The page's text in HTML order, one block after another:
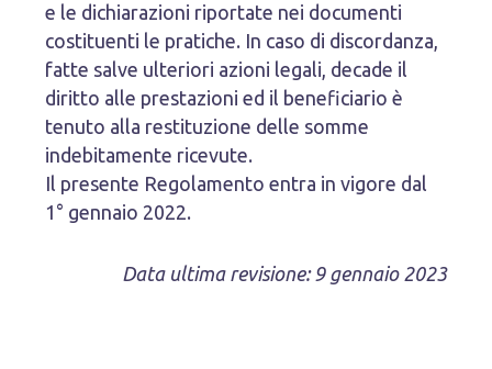
e le dichiarazioni riportate nei documenti
costituenti le pratiche. In caso di discordanza,
fatte salve ulteriori azioni legali, decade il
diritto alle prestazioni ed il beneficiario è
tenuto alla restituzione delle somme
indebitamente ricevute.
Il presente Regolamento entra in vigore dal
1° gennaio 2022.
Data ultima revisione: 9 gennaio 2023